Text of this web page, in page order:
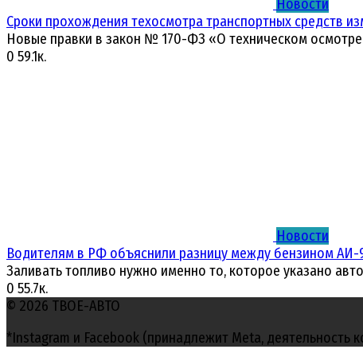
Новости
Сроки прохождения техосмотра транспортных средств
Новые правки в закон № 170-ФЗ «О техническом осмотре
0 59.1к.
Новости
Водителям в РФ объяснили разницу между бензином АИ-
Заливать топливо нужно именно то, которое указано
0 55.7к.
© 2026 ТВОЕ-АВТО
*Instagram и Facebook (принадлежит Meta,